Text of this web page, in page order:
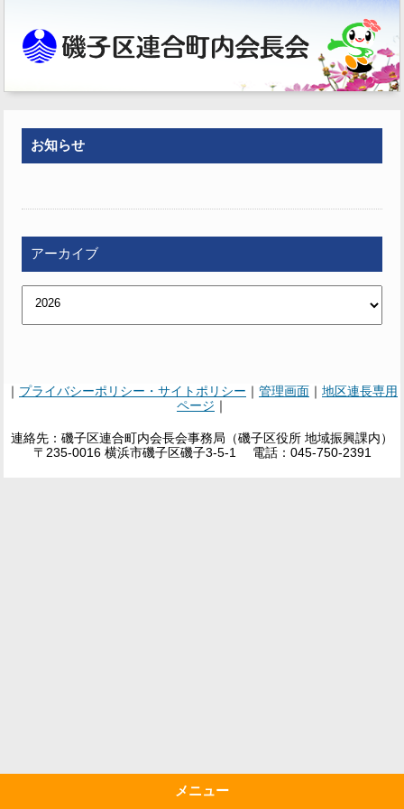
お知らせ
アーカイブ
｜ プライバシーポリシー・サイトポリシー ｜ 管理画面 ｜ 地区連長専用
ページ ｜
連絡先：磯子区連合町内会長会事務局（磯子区役所 地域振興課内）
〒235-0016 横浜市磯子区磯子3-5-1 電話：045-750-2391
メニュー